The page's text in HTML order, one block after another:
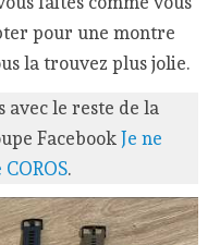
pour une montre
la trouvez plus jolie.
avec le reste de la
FacebookJe ne
.